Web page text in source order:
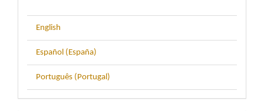
English
Español (España)
Português (Portugal)